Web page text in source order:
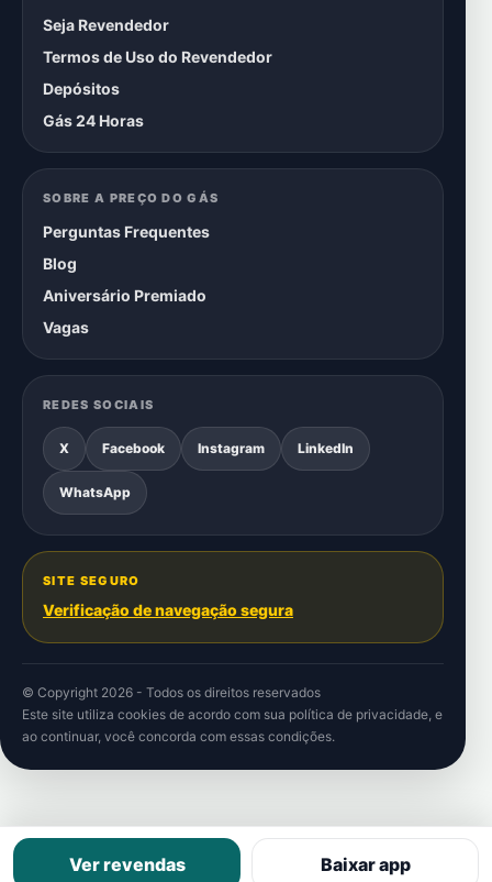
Seja Revendedor
Termos de Uso do Revendedor
Depósitos
Gás 24 Horas
SOBRE A PREÇO DO GÁS
Perguntas Frequentes
Blog
Aniversário Premiado
Vagas
REDES SOCIAIS
X Facebook Instagram LinkedIn
WhatsApp
SITE SEGURO
Verificação de navegação segura
© Copyright 2026 - Todos os direitos reservados
Este site utiliza cookies de acordo com sua política de privacidade, e
ao continuar, você concorda com essas condições.
Ver revendas Baixar app